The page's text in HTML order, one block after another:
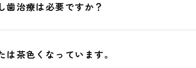
歯治療は必要ですか？
茶色くなっています。